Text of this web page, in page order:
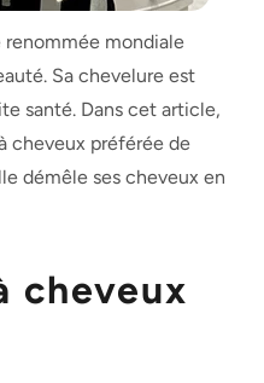
renommée mondiale
Sa chevelure est
santé. Dans cet article,
cheveux préférée de
démêle ses cheveux en
cheveux